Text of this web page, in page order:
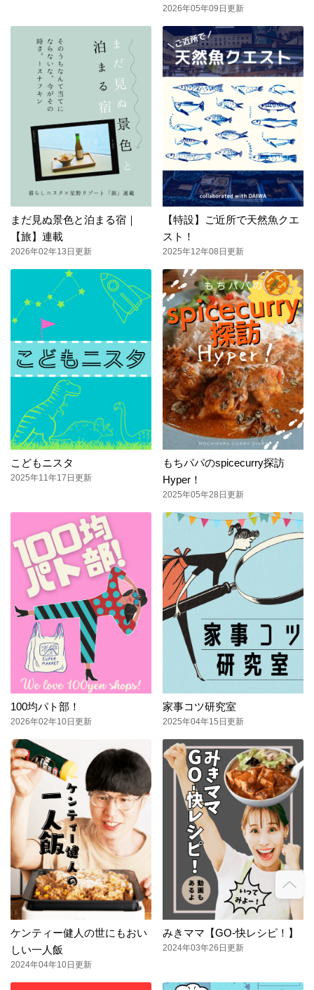
2026年05年09日更新
まだ見ぬ景色と泊まる宿｜
【旅】連載
2026年02年13日更新
【特設】ご近所で天然魚クエ
スト！
2025年12年08日更新
こどもニスタ
2025年11年17日更新
もちパパのspicecurry探訪
Hyper！
2025年05年28日更新
100均パト部！
2026年02年10日更新
家事コツ研究室
2025年04年15日更新
ケンティー健人の世にもおい
しい一人飯
2024年04年10日更新
みきママ【GO-快レシピ！】
2024年03年26日更新